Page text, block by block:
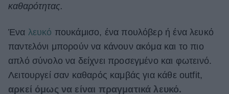
Deco
Green
Αφιερώματα
καθαρότητας.
Ένα λευκό πουκάμισο, ένα πουλόβερ ή ένα λευκό
παντελόνι μπορούν να κάνουν ακόμα και το πιο
απλό σύνολο να δείχνει προσεγμένο και φωτεινό.
Λειτουργεί σαν καθαρός καμβάς για κάθε outfit,
αρκεί όμως να είναι πραγματικά λευκό.